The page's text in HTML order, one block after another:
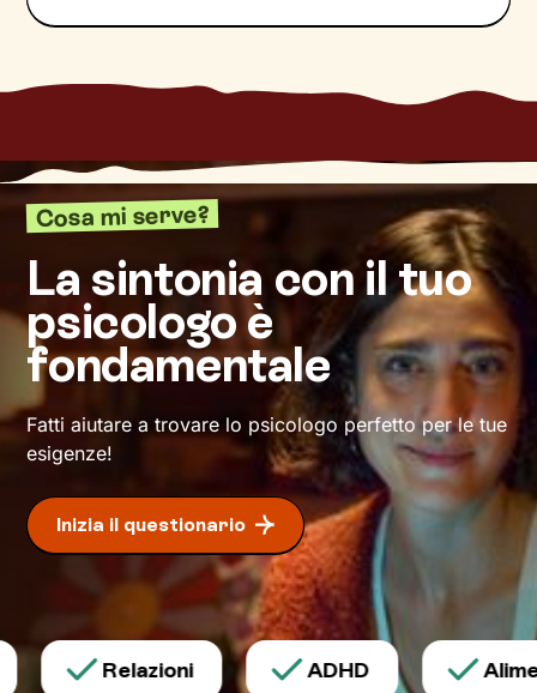
davvero ciò che senti e desideri, e che ti guidi
nel raggiungimento degli obiettivi di
benessere
che ti prefiggi.
Cosa mi serve?
La sintonia con il tuo
psicologo è
fondamentale
Fatti aiutare a trovare lo psicologo perfetto per le tue
esigenze!
Inizia il questionario
Relazioni ADHD